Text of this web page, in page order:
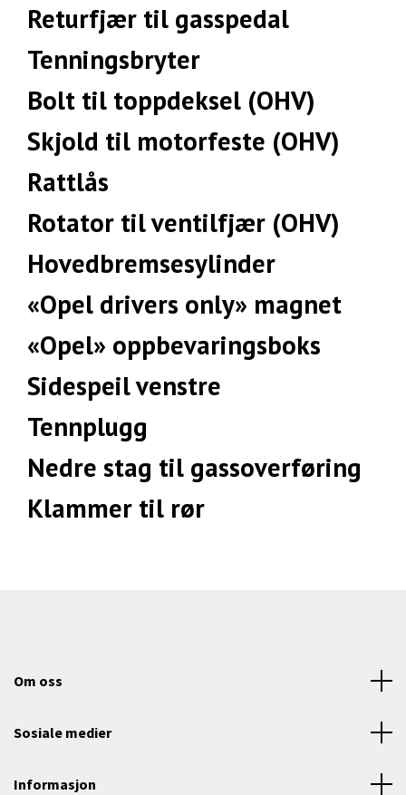
Returfjær til gasspedal
Tenningsbryter
Bolt til toppdeksel (OHV)
Skjold til motorfeste (OHV)
Rattlås
Rotator til ventilfjær (OHV)
Hovedbremsesylinder
«Opel drivers only» magnet
«Opel» oppbevaringsboks
Sidespeil venstre
Tennplugg
Nedre stag til gassoverføring
Klammer til rør
Om oss
Sosiale medier
Informasjon